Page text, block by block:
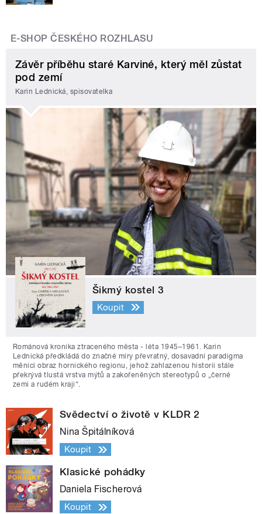
E-SHOP ČESKÉHO ROZHLASU
Závěr příběhu staré Karviné, který měl zůstat
pod zemí
Karin Lednická, spisovatelka
Šikmý kostel 3
Koupit
Románová kronika ztraceného města - léta 1945–1961. Karin
Lednická předkládá do značné míry převratný, dosavadní paradigma
měnící obraz hornického regionu, jehož zahlazenou historii stále
překrývá tlustá vrstva mýtů a zakořeněných stereotypů o „černé
zemi a rudém kraji“.
Svědectví o životě v KLDR 2
Nina Špitálníková
Koupit
Klasické pohádky
Daniela Fischerová
Koupit